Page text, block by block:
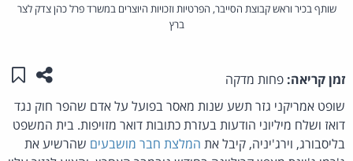
שותף בכיר וראש קבוצת הסייבר, הפרטיות וזכויות היוצרים במשרד פרל כהן צדק לצר
ברץ
זמן קריאה: פחות מדקה שתפו
שופט אמריקני גזר תשע שנות מאסר בפועל על אדם שהפר חוק נגד
דואז ושלח מיליוני הודעות בעזרת כתובות דואר מזויפות. בית המשפט
בליסבורג, וירג'יניה, קיבל את המלצת חבר מושבעים שהרשיע את